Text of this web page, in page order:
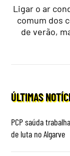
Ligar o ar
comum dos
de verão,
ÚLTIMAS
PCP saúda
de luta no Algarve